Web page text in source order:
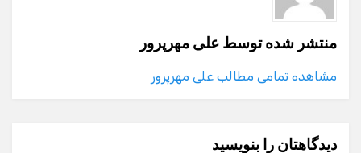
منتشر شده توسطعلی مهرپرور
مشاهده تمامی مطالب علی مهرپرور
دیدگاهتان را بنویسید